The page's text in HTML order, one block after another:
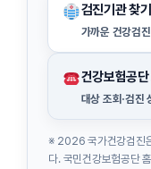
검진기관 찾기
가까운 건강검
건강보험공단
대상 조회·검
※ 2026 국가건강검진
다. 국민건강보험공단